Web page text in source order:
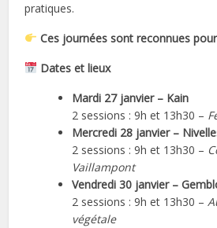
pratiques.
Ces journées sont reconnues
Dates et lieux
Mardi 27 janvier – Kain
2 sessions : 9h et 13h30 –
Mercredi 28 janvier –
2 sessions : 9h et 13h30 –
Vaillampont
Vendredi 30 janvier –
2 sessions : 9h et 13h30 –
végétale